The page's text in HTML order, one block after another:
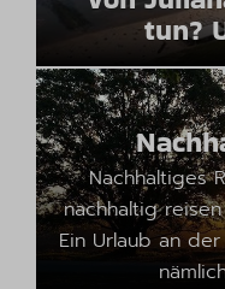
tun?
Nachhaltiges
nachhaltig
Ein Urlaub an